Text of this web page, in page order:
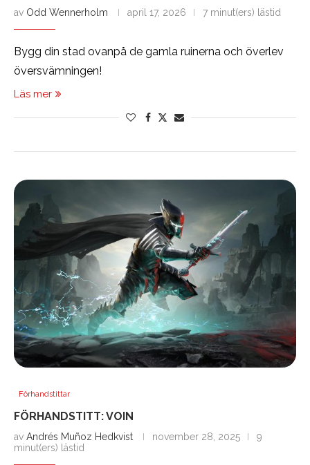
av Odd Wennerholm april 17, 2026 7 minut(ers) lästid
Bygg din stad ovanpå de gamla ruinerna och överlev
översvämningen!
Läs mer
Förhandstittar
FÖRHANDSTITT: VOIN
av Andrés Muñoz Hedkvist november 28, 2025
9
minut(ers) lästid